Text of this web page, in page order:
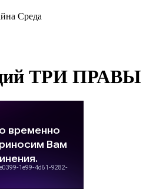
Среда
ТРИ ПРАВЫ